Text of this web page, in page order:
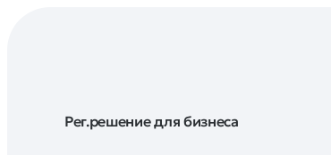
Рег.решение для бизнеса